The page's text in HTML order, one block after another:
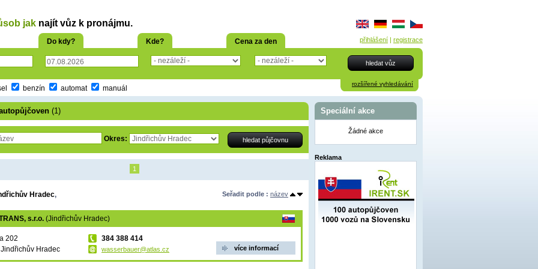
jak najít vůz k pronájmu.
Do kdy? Kde? Cena za den přihlášení | registrace
benzín automat manuál
rozšířené vyhledávání
(1)
Okres:
1
Hradec, Seřadit podle : název
s.r.o. (Jindřichův Hradec)
202
Hradec
384 388 414
wasserbauer@atlas.cz více informací
Speciální akce
Žádné akce
Reklama